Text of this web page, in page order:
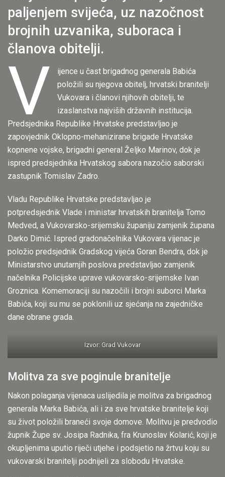
paljenjem svijeća, uz nazočnost
brojnih uzvanika, suboraca i
članova obitelji.
V
ijence u čast brigadnog generala Babića
položili su njegova obitelj, hrvatski branitelji
Vukovara i članovi njihovih obitelji, te
izaslanstva najviših državnih institucija.
Predsjednika Republike Hrvatske predstavljao je
zapovjednik Oklopno-mehanizirane brigade Hrvatske
kopnene vojske, brigadni general Željko Marinov, dok je
ispred predsjednika Hrvatskog sabora nazočio saborski
zastupnik Tomislav Zadro.
Vladu Republike Hrvatske predstavljao je
potpredsjednik Vlade i ministar hrvatskih branitelja Tomo
Medved, a Vukovarsko-srijemsku županiju zamjenik župana
Darko Dimić. Ispred gradonačelnika Vukovara vijenac je
položio predsjednik Gradskog vijeća Goran Bendra, dok je
Ministarstvo unutarnjih poslova predstavljao zamjenik
načelnika Policijske uprave vukovarsko-srijemske Ivan
Groznica. Komemoraciji su nazočili i brojni suborci Marka
Babića, koji su mu se poklonili uz sjećanja na zajedničke
dane obrane grada.
Izvor: Grad Vukovar
Molitva za sve poginule branitelje
Nakon polaganja vijenaca uslijedila je molitva za brigadnog
generala Marka Babića, ali i za sve hrvatske branitelje koji
su život položili braneći svoje domove. Molitvu je predvodio
župnik Župe sv. Josipa Radnika, fra Krunoslav Kolarić, koji je
okupljenima uputio riječi utjehe i podsjetio na žrtvu koju su
vukovarski branitelji podnijeli za slobodu Hrvatske.